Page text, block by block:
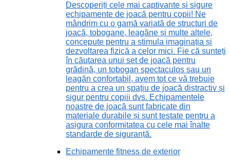
Descoperiți cele mai captivante și sigure
echipamente de joacă pentru copii! Ne
mândrim cu o gamă variată de structuri de
joacă, tobogane, leagăne și multe altele,
concepute pentru a stimula imaginația și
dezvoltarea fizică a celor mici. Fie că sunteți
în căutarea unui set de joacă pentru
grădină, un tobogan spectaculos sau un
leagăn confortabil, avem tot ce vă trebuie
pentru a crea un spațiu de joacă distractiv și
sigur pentru copiii dvs. Echipamentele
noastre de joacă sunt fabricate din
materiale durabile și sunt testate pentru a
asigura conformitatea cu cele mai înalte
standarde de siguranță.
Echipamente fitness de exterior